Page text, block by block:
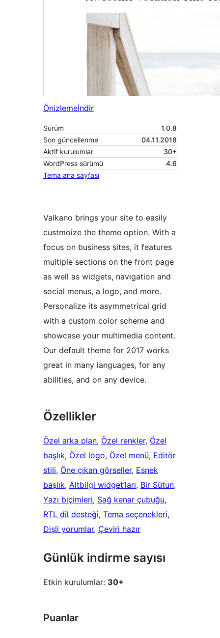
Önizlemeİndir
Sürüm
1.0.8
Son güncellenme
04.11.2018
Aktif kurulumlar
30+
WordPress sürümü
4.6
Tema ana sayfası
Valkano brings your site to easily
custmoize the theme option. With a
focus on business sites, it features
multiple sections on the front page
as well as widgets, navigation and
social menus, a logo, and more.
Personalize its asymmetrical grid
with a custom color scheme and
showcase your multimedia content.
Our default theme for 2017 works
great in many languages, for any
abilities, and on any device.
Özellikler
Özel arka plan, Özel renkler, Özel
başlık, Özel logo, Özel menü, Editör
stili, Öne çıkan görseller, Esnek
başlık, Altbilgi widget’ları, Bir Sütun
Yazı biçimleri, Sağ kenar çubuğu
RTL dil desteği, Tema seçenekleri
Dişli yorumlar, Çeviri hazır
Günlük indirme sayısı
Etkin kurulumlar: 30+
Puanlar